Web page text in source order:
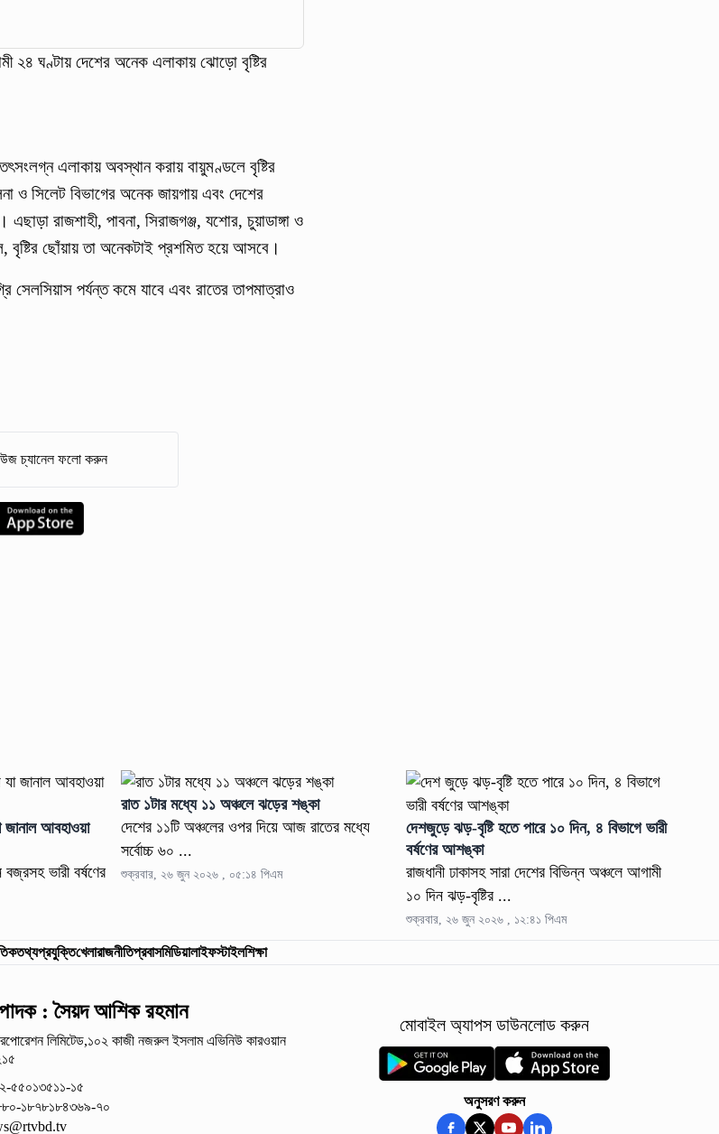
২৪ ঘণ্টায় দেশের অনেক এলাকায় ঝোড়ো বৃষ্টির
এলাকায় অবস্থান করায় বায়ুমণ্ডলে বৃষ্টির
ও সিলেট বিভাগের অনেক জায়গায় এবং দেশের
রাজশাহী, পাবনা, সিরাজগঞ্জ, যশোর, চুয়াডাঙ্গা ও
বৃষ্টির ছোঁয়ায় তা অনেকটাই প্রশমিত হয়ে আসবে।
সেলসিয়াস পর্যন্ত কমে যাবে এবং রাতের তাপমাত্রাও
চ্যানেল ফলো করুন
জানাল আবহাওয়া
বজ্রসহ ভারী বর্ষণের
রাত ১টার মধ্যে ১১ অঞ্চলে ঝড়ের শঙ্কা
দেশের ১১টি অঞ্চলের ওপর দিয়ে আজ রাতের মধ্যে
সর্বোচ্চ ৬০ ...
শুক্রবার, ২৬ জুন ২০২৬ , ০৫:১৪ পিএম
দেশজুড়ে ঝড়-বৃষ্টি হতে পারে ১০ দিন, ৪ বিভাগে ভারী
বর্ষণের আশঙ্কা
রাজধানী ঢাকাসহ সারা দেশের বিভিন্ন অঞ্চলে আগামী
১০ দিন ঝড়-বৃষ্টির ...
শুক্রবার, ২৬ জুন ২০২৬ , ১২:৪১ পিএম
তথ্যপ্রযুক্তিখেলারাজনীতিপ্রবাসমিডিয়ালাইফস্টাইলশিক্ষা
: সৈয়দ আশিক রহমান
লিমিটেড,১০২ কাজী নজরুল ইসলামএভিনিউ কারওয়ান
৫৫০১৩৫১১-১৫
১৮৭৮১৮৪৩৬৯-৭০
মোবাইল অ্যাপস ডাউনলোড করুন
অনুসরণ করুন